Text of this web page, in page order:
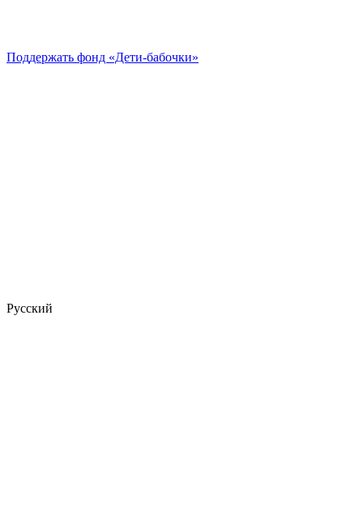
Поддержать фонд «Дети-бабочки»
Русский